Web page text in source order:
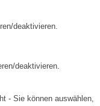
deaktivieren.
deaktivieren.
- Sie können auswählen,